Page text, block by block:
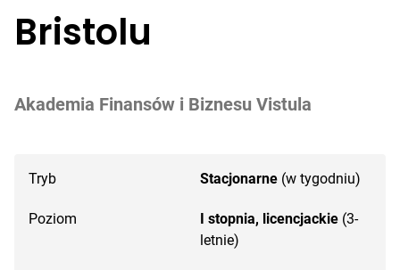
Bristolu
Akademia Finansów i Biznesu Vistula
Tryb Stacjonarne (w tygodniu)
Poziom I stopnia, licencjackie (3-
letnie)